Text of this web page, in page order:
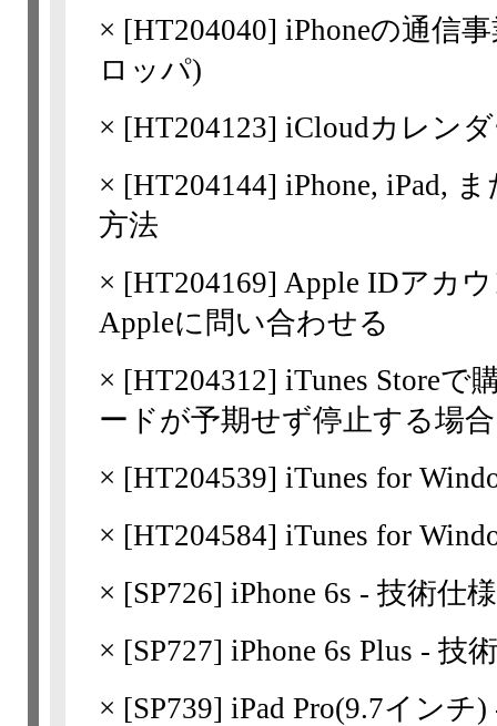
× [HT204040] iPhoneの通信
ロッパ)
× [HT204123] iCloudカレン
× [HT204144] iPhone, iPad,
方法
× [HT204169] Apple IDアカ
Appleに問い合わせる
× [HT204312] iTunes Storeで
ードが予期せず停止する場合
× [HT204539] iTunes for
× [HT204584] iTunes for
× [SP726] iPhone 6s - 技術仕様
× [SP727] iPhone 6s Plus - 技
× [SP739] iPad Pro(9.7インチ